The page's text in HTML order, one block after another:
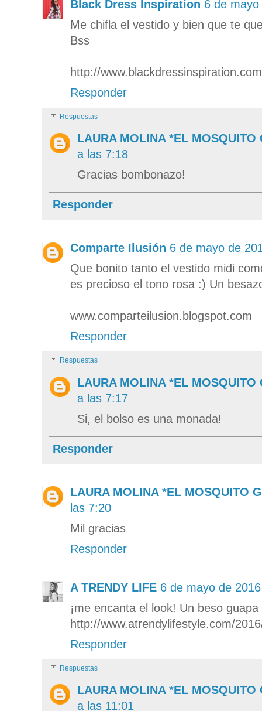
Black Dress Inspiration 6 de
Me chifla el vestido y bien que te
Bss
http://www.blackdressinspiration.com
Responder
Respuestas
LAURA MOLINA *EL MOSQUITO
a las 7:18
Gracias bombonazo!
Responder
Comparte Ilusión 6 de mayo de
Que bonito tanto el vestido midi
es precioso el tono rosa :) Un
www.comparteilusion.blogspot.com
Responder
Respuestas
LAURA MOLINA *EL MOSQUITO
a las 7:17
Si, el bolso es una monada!
Responder
LAURA MOLINA *EL MOSQUITO
las 7:20
Mil gracias
Responder
A TRENDY LIFE 6 de mayo de
¡me encanta el look! Un beso guapa
http://www.atrendylifestyle.com/
Responder
Respuestas
LAURA MOLINA *EL MOSQUITO
a las 11:01